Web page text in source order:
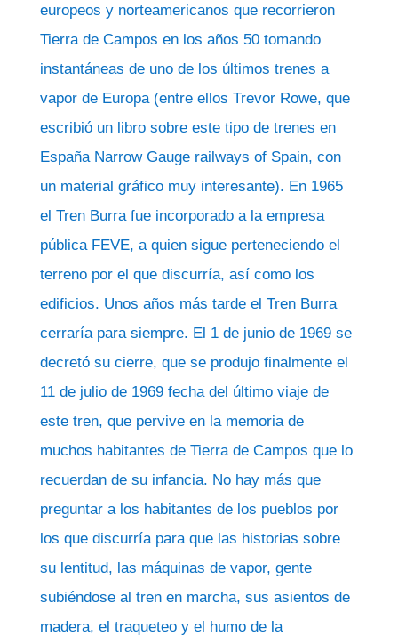
europeos y norteamericanos que recorrieron
Tierra de Campos en los años 50 tomando
instantáneas de uno de los últimos trenes a
vapor de Europa (entre ellos Trevor Rowe, que
escribió un libro sobre este tipo de trenes en
España Narrow Gauge railways of Spain, con
un material gráfico muy interesante). En 1965
el Tren Burra fue incorporado a la empresa
pública FEVE, a quien sigue perteneciendo el
terreno por el que discurría, así como los
edificios. Unos años más tarde el Tren Burra
cerraría para siempre. El 1 de junio de 1969 se
decretó su cierre, que se produjo finalmente el
11 de julio de 1969 fecha del último viaje de
este tren, que pervive en la memoria de
muchos habitantes de Tierra de Campos que lo
recuerdan de su infancia. No hay más que
preguntar a los habitantes de los pueblos por
los que discurría para que las historias sobre
su lentitud, las máquinas de vapor, gente
subiéndose al tren en marcha, sus asientos de
madera, el traqueteo y el humo de la